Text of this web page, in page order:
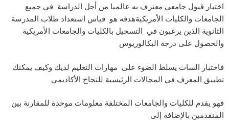
اختبار قبول جامعي معترف به عالميا من أجل الدراسة في جميع
الجامعات والكليات الأمريكيةهدفه هو قياس استعداد طلاب المدرسة
الثانوية الذين يرغبون في التسجيل بالكليات والجامعات الأمريكية
والحصول على درجة البكالوريوس
فاختبار السات يسلط الضوء على مهارات التعليم لديك وكيف يمكنك
تطبيق المعرف في المجالات الرئيسية للنجاح الأكاديمي
فهو يقدم للكليات والجامعات المختلفة معلومات موحدة للمقارنة بين
المتقدمين بالإضافة إلى